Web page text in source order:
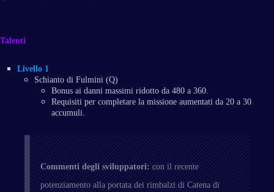
Talenti
Livello 1
Schianto di Fulmini (Q)
Bonus ai danni massimi ridotto da 480 a 360.
Requisiti per completare la missione aumentati da 20 a 30
accumuli.
Commenti degli sviluppatori: con il recente
potenziamento alla portata dei rimbalzi di Catena di